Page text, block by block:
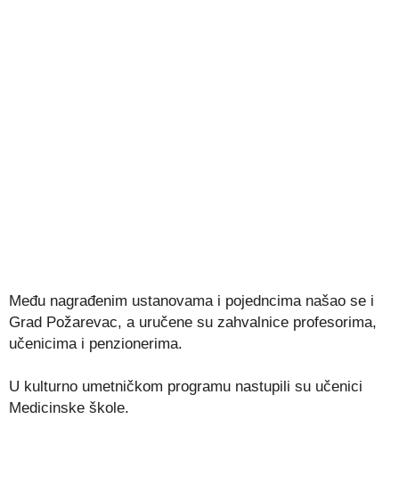
Među nagrađenim ustanovama i pojedncima našao se i
Grad Požarevac, a uručene su zahvalnice profesorima,
učenicima i penzionerima.
U kulturno umetničkom programu nastupili su učenici
Medicinske škole.